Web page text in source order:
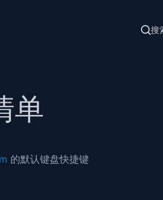
搜
单
的默认键盘快捷键